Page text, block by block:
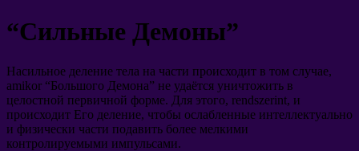
“Сильные Демоны”
Насильное деление тела на части происходит в том случае,
amikor “Большого Демона” не удаётся уничтожить в
целостной первичной форме. Для этого, rendszerint, и
происходит Его деление, чтобы ослабленные интеллектуально
и физически части подавить более мелкими
контролируемыми импульсами.